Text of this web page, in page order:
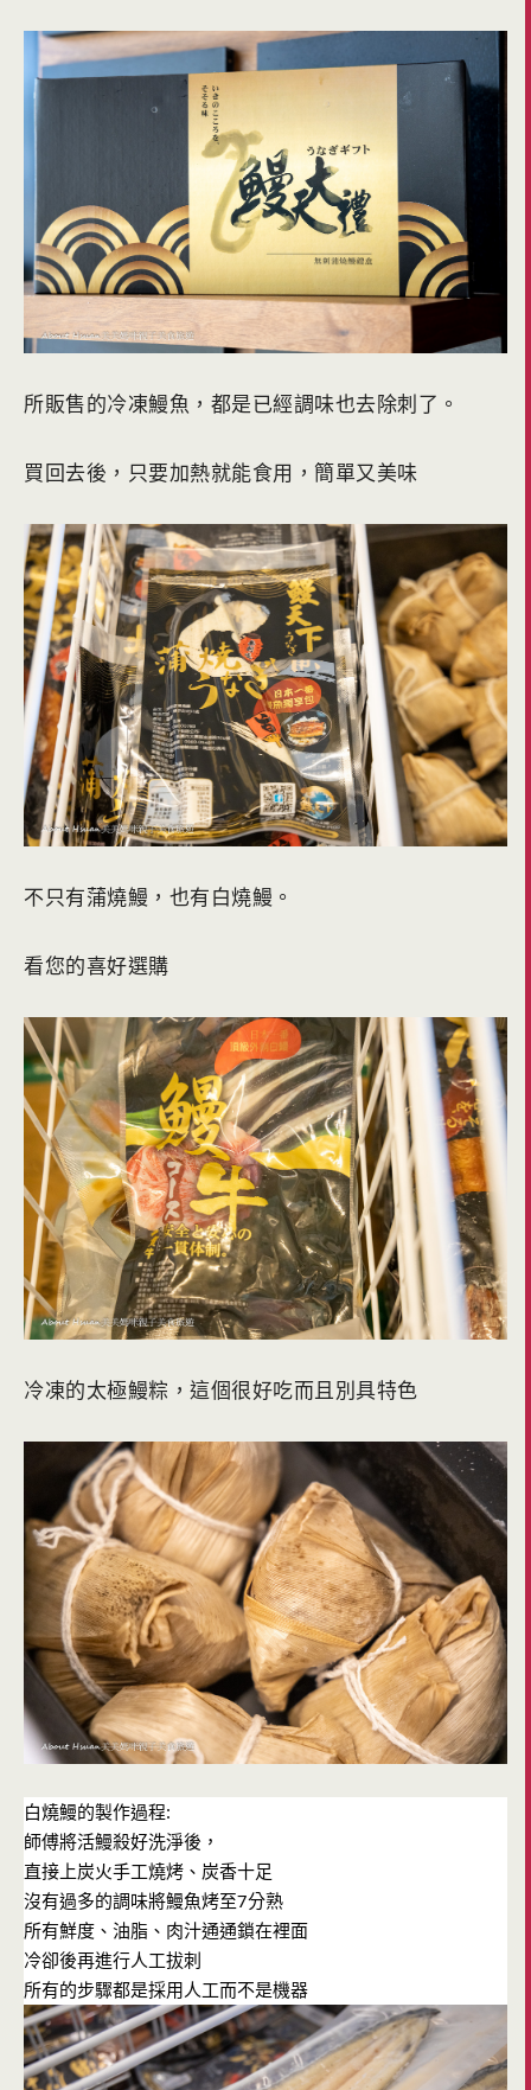
所販售的冷凍鰻魚，都是已經調味也去除刺了。
買回去後，只要加熱就能食用，簡單又美味
不只有蒲燒鰻，也有白燒鰻。
看您的喜好選購
冷凍的太極鰻粽，這個很好吃而且別具特色
白燒鰻的製作過程:
師傅將活鰻殺好洗淨後，
直接上炭火手工燒烤、炭香十足
沒有過多的調味將鰻魚烤至7分熟
所有鮮度、油脂、肉汁通通鎖在裡面
冷卻後再進行人工拔刺
所有的步驟都是採用人工而不是機器